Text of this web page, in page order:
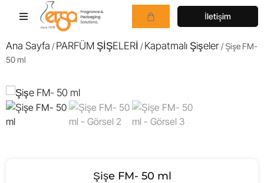
İletişim
Ana Sayfa /PARFÜM ŞİŞELERİ /Kapatmalı Şişeler/ Şişe FM-
50 ml
Şişe FM- 50 ml